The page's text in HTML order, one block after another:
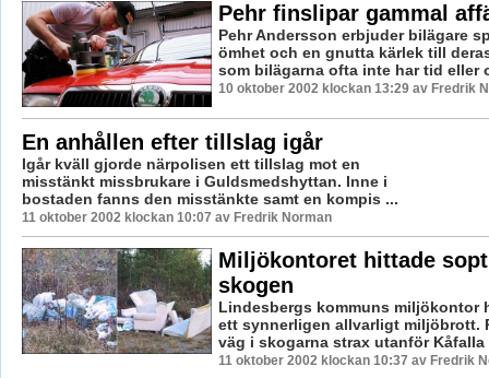
Pehr finslipar gammal
Pehr Andersson erbjuder bilägare
ömhet och en gnutta kärlek till
som bilägarna ofta inte har tid eller
10 oktober 2002 klockan 13:29 av Fredrik
En anhållen efter tillslag igår
Igår kväll gjorde närpolisen ett tillslag mot en
misstänkt missbrukare i Guldsmedshyttan. Inne i
bostaden fanns den misstänkte samt en kompis ...
11 oktober 2002 klockan 10:07 av Fredrik Norman
Miljökontoret hittade
skogen
Lindesbergs kommuns miljökontor
ett synnerligen allvarligt miljöbrott.
väg i skogarna strax utanför Kåfalla
11 oktober 2002 klockan 10:37 av Fredrik